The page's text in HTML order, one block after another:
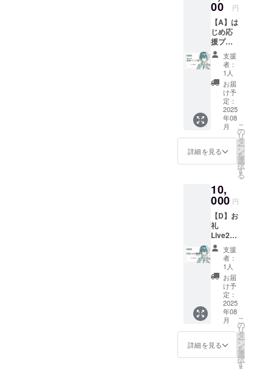
お礼ボ
イス、
スマホ
壁紙は
ギガ
ファイ
ル便を
使用し
て送付
予定で
期間：
動画が
存続す
る限り
掲載
メ） ＋
□先行配
信ご招
待 ※ご
支援
時、備
考欄に
掲載を
希望さ
れるお
名前を
ご記入
くださ
い(無記
名可能)
※掲載を
「掲載
なし」
とご記
入くだ
さい ※
お礼ボ
イス、
スマホ
壁紙は
ギガ
ファイ
ル便を
使用し
て送付
予定で
す ※先
行配信
00 円
【A】は
じめ応
援プラ
ン② ■
活動報
告の閲
覧 ■ク
レジッ
トの記
じめ応
援プラ
ン
①(1,00
0円)/は
じめ応
ン
③(10,0
00円)と
同一内
容です
※ご支援
時、備
考欄に
掲載を
希望さ
れるお
名前を
ご記入
くださ
い(無記
名可能)
※掲載を
支援
者：
1人
お届
け予
定：
2025
年08
月
詳細を見る
こ
の
リ
タ
ー
ン
を
選
択
す
る
10,
000 円
【D】お
礼
Live2D
動画プ
ラン ■
活動報
告の閲
覧 ■ク
レジッ
トの記
載 ■お
礼ボイ
ス10秒
(共通) ■
スマホ
壁紙２
支援
者：
1人
お届
け予
定：
2025
年08
月
詳細を見る
こ
の
リ
タ
ー
ン
を
選
択
す